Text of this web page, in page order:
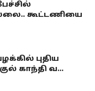
கூட்டணியை
புதிய
காந்தி வ...